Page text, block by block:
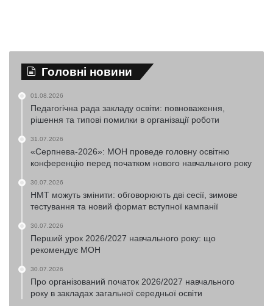
Головні новини
01.08.2026
Педагогічна рада закладу освіти: повноваження,
рішення та типові помилки в організації роботи
31.07.2026
«Серпнева-2026»: МОН проведе головну освітню
конференцію перед початком нового навчального року
30.07.2026
НМТ можуть змінити: обговорюють дві сесії, зимове
тестування та новий формат вступної кампанії
30.07.2026
Перший урок 2026/2027 навчального року: що
рекомендує МОН
30.07.2026
Про організований початок 2026/2027 навчального
року в закладах загальної середньої освіти